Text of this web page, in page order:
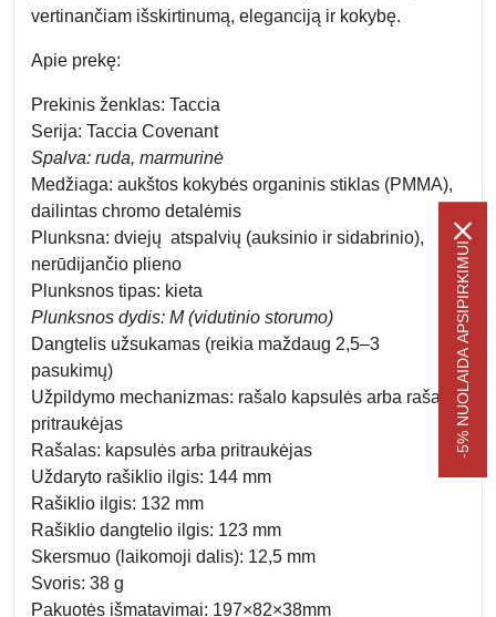
vertinančiam išskirtinumą, eleganciją ir kokybę.
Apie prekę:
Prekinis ženklas: Taccia
Serija: Taccia Covenant
Spalva: ruda, marmurinė
Medžiaga: aukštos kokybės organinis stiklas (PMMA),
dailintas chromo detalėmis
Plunksna: dviejų atspalvių (auksinio ir sidabrinio),
nerūdijančio plieno
Plunksnos tipas: kieta
Plunksnos dydis: M (vidutinio storumo)
Dangtelis užsukamas (reikia maždaug 2,5–3
pasukimų)
Užpildymo mechanizmas: rašalo kapsulės arba rašalo
pritraukėjas
Rašalas: kapsulės arba pritraukėjas
Uždaryto rašiklio ilgis: 144 mm
Rašiklio ilgis: 132 mm
Rašiklio dangtelio ilgis: 123 mm
Skersmuo (laikomoji dalis): 12,5 mm
Svoris: 38 g
Pakuotės išmatavimai: 197×82×38mm
-5% NUOLAIDA APSIPIRKIMUI